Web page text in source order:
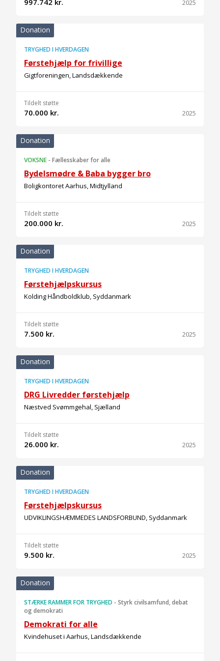
997.742 kr. 2025
Donation
TRYGHED I HVERDAGEN
Førstehjælp for frivillige
Gigtforeningen, Landsdækkende
Tildelt støtte
70.000 kr. 2025
Donation
VOKSNE - Fællesskaber for alle
Bydelsmødre & Baba bygger bro
Boligkontoret Aarhus, Midtjylland
Tildelt støtte
200.000 kr. 2025
Donation
TRYGHED I HVERDAGEN
Førstehjælpskursus
Kolding Håndboldklub, Syddanmark
Tildelt støtte
7.500 kr. 2025
Donation
TRYGHED I HVERDAGEN
DRG Livredder førstehjælp
Næstved Svømmgehal, Sjælland
Tildelt støtte
26.000 kr. 2025
Donation
TRYGHED I HVERDAGEN
Førstehjælpskursus
UDVIKLINGSHÆMMEDES LANDSFORBUND, Syddanmark
Tildelt støtte
9.500 kr. 2025
Donation
STÆRKE RAMMER FOR TRYGHED - Styrk civilsamfund, debat
og demokrati
Demokrati for alle
Kvindehuset i Aarhus, Landsdækkende